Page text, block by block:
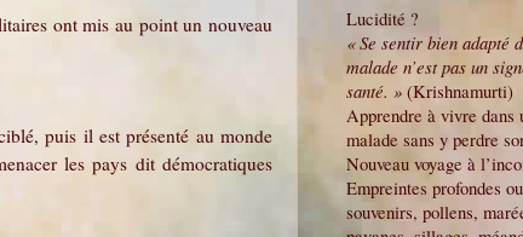
ont mis au point un nouveau
puis il est présenté au monde
les pays dit démocratiques
Lucidité ?
« Se sentir bien adapté
malade n’est pas un
santé. » (Krishnamurti)
Apprendre à vivre dans
malade sans y perdre
Nouveau voyage à
Empreintes profondes
souvenirs, pollens,